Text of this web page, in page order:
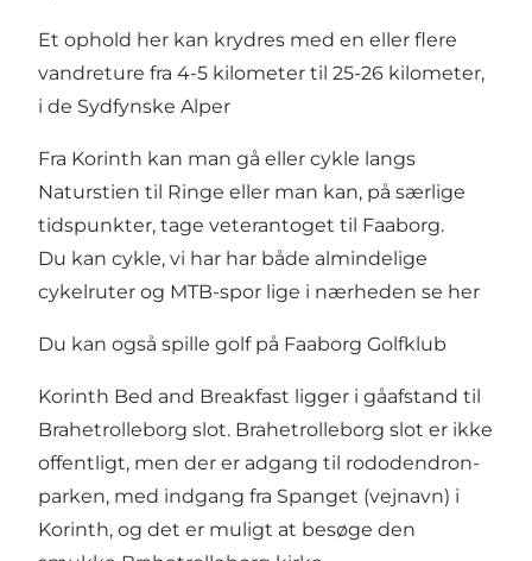
Et ophold her kan krydres med en eller flere
vandreture fra 4-5 kilometer til 25-26 kilometer,
i de Sydfynske Alper
Fra Korinth kan man gå eller cykle langs
Naturstien til Ringe eller man kan, på særlige
tidspunkter, tage veterantoget til Faaborg.
Du kan cykle, vi har har både almindelige
cykelruter og MTB-spor lige i nærheden se her
Du kan også spille golf på Faaborg Golfklub
Korinth Bed and Breakfast ligger i gåafstand til
Brahetrolleborg slot. Brahetrolleborg slot er ikke
offentligt, men der er adgang til rododendron-
parken, med indgang fra Spanget (vejnavn) i
Korinth, og det er muligt at besøge den